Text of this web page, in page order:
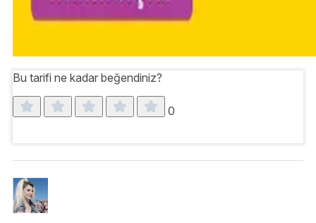
Bu tarifi ne kadar beğendiniz?
0